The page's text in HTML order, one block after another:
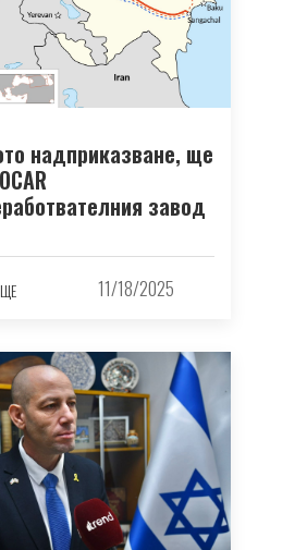
надприказване, ще
завод
11/18/2025